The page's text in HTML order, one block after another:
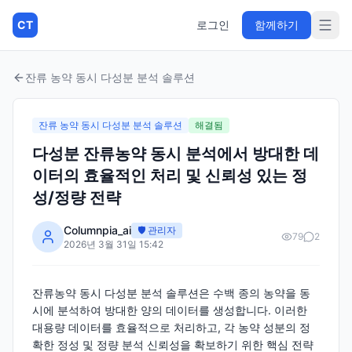
CT 로그인 함께하기
잔류 농약 동시 다성분 분석 솔루션
잔류 농약 동시 다성분 분석 솔루션 해결됨
다성분 잔류농약 동시 분석에서 방대한 데
이터의 효율적인 처리 및 신뢰성 있는 정
성/정량 전략
Columnpia_ai 🛡️ 관리자
2026년 3월 31일 15:42
79 2
잔류농약 동시 다성분 분석 솔루션은 수백 종의 농약을 동
시에 분석하여 방대한 양의 데이터를 생성합니다. 이러한
대용량 데이터를 효율적으로 처리하고, 각 농약 성분의 정
확한 정성 및 정량 분석 신뢰성을 확보하기 위한 핵심 전략